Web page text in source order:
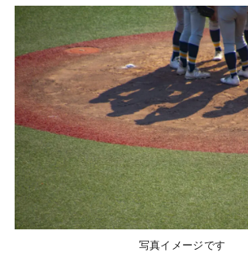
写真イメージです